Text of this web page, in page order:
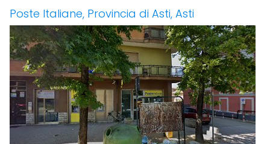
Poste Italiane, Provincia di Asti, Asti